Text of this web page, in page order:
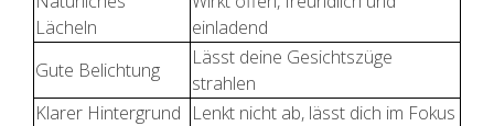
Lächeln
einladend
Gute Belichtung
Lässt deine Gesichtszüge
strahlen
Klarer Hintergrund Lenkt nicht ab, lässt dich im Fokus